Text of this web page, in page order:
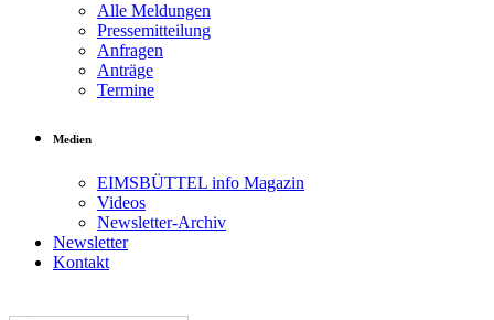
Alle Meldungen
Pressemitteilung
Anfragen
Anträge
Termine
Medien
EIMSBÜTTEL info Magazin
Videos
Newsletter-Archiv
Newsletter
Kontakt